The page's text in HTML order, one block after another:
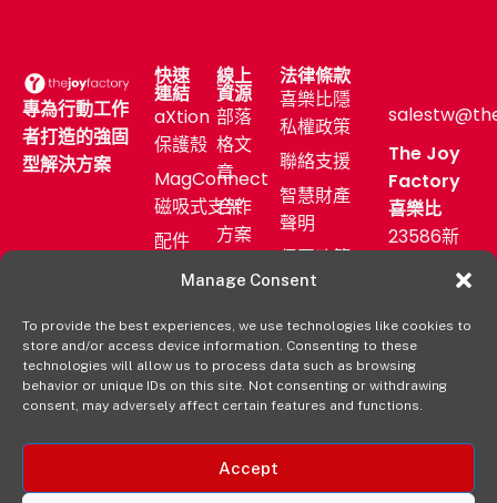
Manage Consent
To provide the best experiences, we use technologies like cookies to
store and/or access device information. Consenting to these
technologies will allow us to process data such as browsing
behavior or unique IDs on this site. Not consenting or withdrawing
consent, may adversely affect certain features and functions.
Accept
專為行動工作
者打造的強固
型解決方案
快速
連結
aXtion
保護殼
MagConnect
磁吸式支架
配件
產業
購買
aXtion→
線上
資源
部落
格文
章
合作
方案
售後
服務
新聞
發佈
室
通路
法律條款
喜樂比隱
私權政策
聯絡支援
智慧財產
聲明
保固政策
The Joy
Factory
喜樂比
23586新
區中正路
872號11F
(02)
2222-
9827